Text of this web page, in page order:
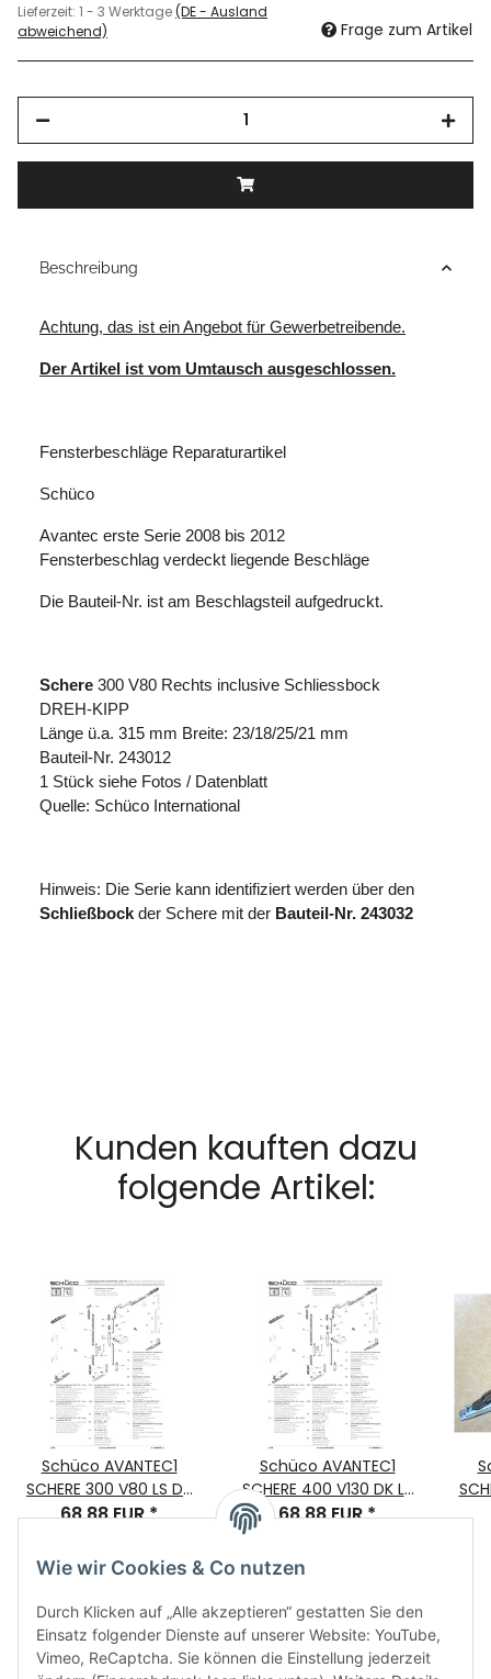
Wie wir Cookies & Co nutzen
Durch Klicken auf „Alle akzeptieren“ gestatten Sie den
Einsatz folgender Dienste auf unserer Website: YouTube,
Vimeo, ReCaptcha. Sie können die Einstellung jederzeit
Lieferzeit: 1 - 3 Werktage(DE - Ausland
abweichend)
Frage zum Artikel
Beschreibung
Achtung, das ist ein Angebot für Gewerbetreibende.
Der Artikel ist vom Umtausch ausgeschlossen.
Fensterbeschläge Reparaturartikel
Schüco
Avantec erste Serie 2008 bis 2012
Fensterbeschlag verdeckt liegende Beschläge
Die Bauteil-Nr. ist am Beschlagsteil aufgedruckt.
Schere 300 V80 Rechts inclusive Schliessbock
DREH-KIPP
Länge ü.a. 315 mm Breite: 23/18/25/21 mm
Bauteil-Nr. 243012
1 Stück siehe Fotos / Datenblatt
Quelle: Schüco International
Hinweis: Die Serie kann identifiziert werden über den
Schließbock der Schere mit der Bauteil-Nr. 243032
Kunden kauften dazu
folgende Artikel:
Schüco AVANTEC1
SCHERE 300 V80 LS DK
Bauteil-Nr.243011 VE=1
68,88 EUR*
Schüco AVANTEC1
SCHERE 400 V130 DK LS
Bauteil-Nr.243013 VE=1
68,88 EUR*